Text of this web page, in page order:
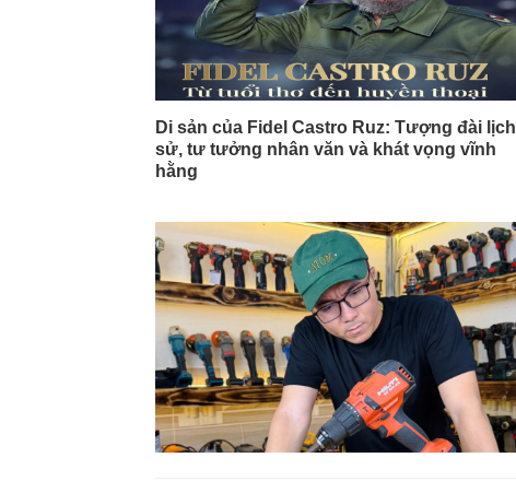
Di sản của Fidel Castro Ruz: Tượng đài lịch
sử, tư tưởng nhân văn và khát vọng vĩnh
hằng